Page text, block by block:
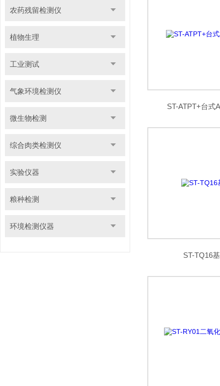
农药残留检测仪
植物生理
工业测试
气象环境检测仪
微生物检测
综合肉类检测仪
实验仪器
粮种检测
环境检测仪器
ST-ATPT+台式
ST-TQ16